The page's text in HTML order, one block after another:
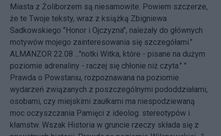
Miasta z Żoliborzem są niesamowite. Powiem szczerze,
że te Twoje teksty, wraz z książką Zbigniewa
Sadkowskiego "Honor i Ojczyzna", należały do głównych
motywów mojego zainteresowania się szczegółami."
ALMANZOR 22.08 ..."notki Witka, które - pisane na dużym
poziomie adrenaliny - raczej się chłonie niż czyta." "
Prawda o Powstaniu, rozpoznawana na poziomie
wydarzeń związanych z poszczególnymi pododdziałami,
osobami, czy miejskimi zaułkami ma niespodziewaną
moc oczyszczania Pamięci z ideolog. stereotypów i
kłamstw. Wszak Historia w gruncie rzeczy składa się z